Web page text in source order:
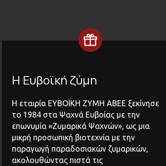
Η Ευβοϊκή ζύμη
Η εταιρία ΕΥΒΟΪΚΗ ΖΥΜΗ ΑΒΕΕ ξεκίνησε
το 1984 στα Ψαχνά Ευβοίας με την
επωνυμία «Ζυμαρικά Ψαχνών», ως μια
μικρή προσωπική βιοτεχνία με την
παραγωγή παραδοσιακών ζυμαρικών,
ακολουθώντας πιστά τις